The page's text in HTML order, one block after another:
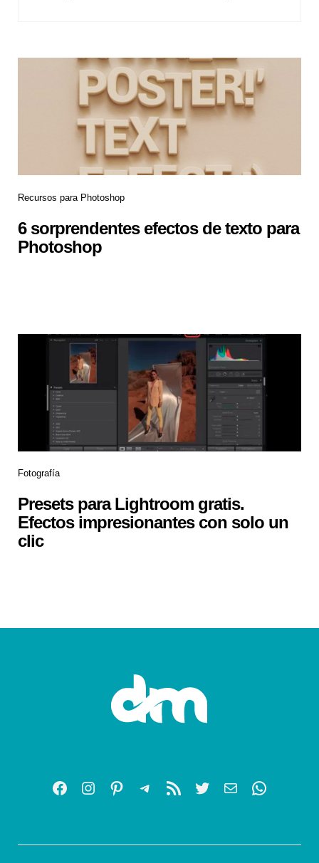
Recursos para Photoshop
6 sorprendentes efectos de texto para
Photoshop
Fotografía
Presets para Lightroom gratis.
Efectos impresionantes con solo un
clic